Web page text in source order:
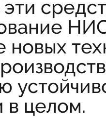
новых
в целом.